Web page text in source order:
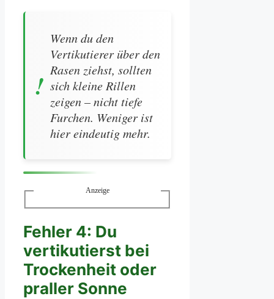
Wenn du den
Vertikutierer über den
Rasen ziehst, sollten
sich kleine Rillen
zeigen – nicht tiefe
Furchen. Weniger ist
hier eindeutig mehr.
Anzeige
Fehler 4: Du
vertikutierst bei
Trockenheit oder
praller Sonne